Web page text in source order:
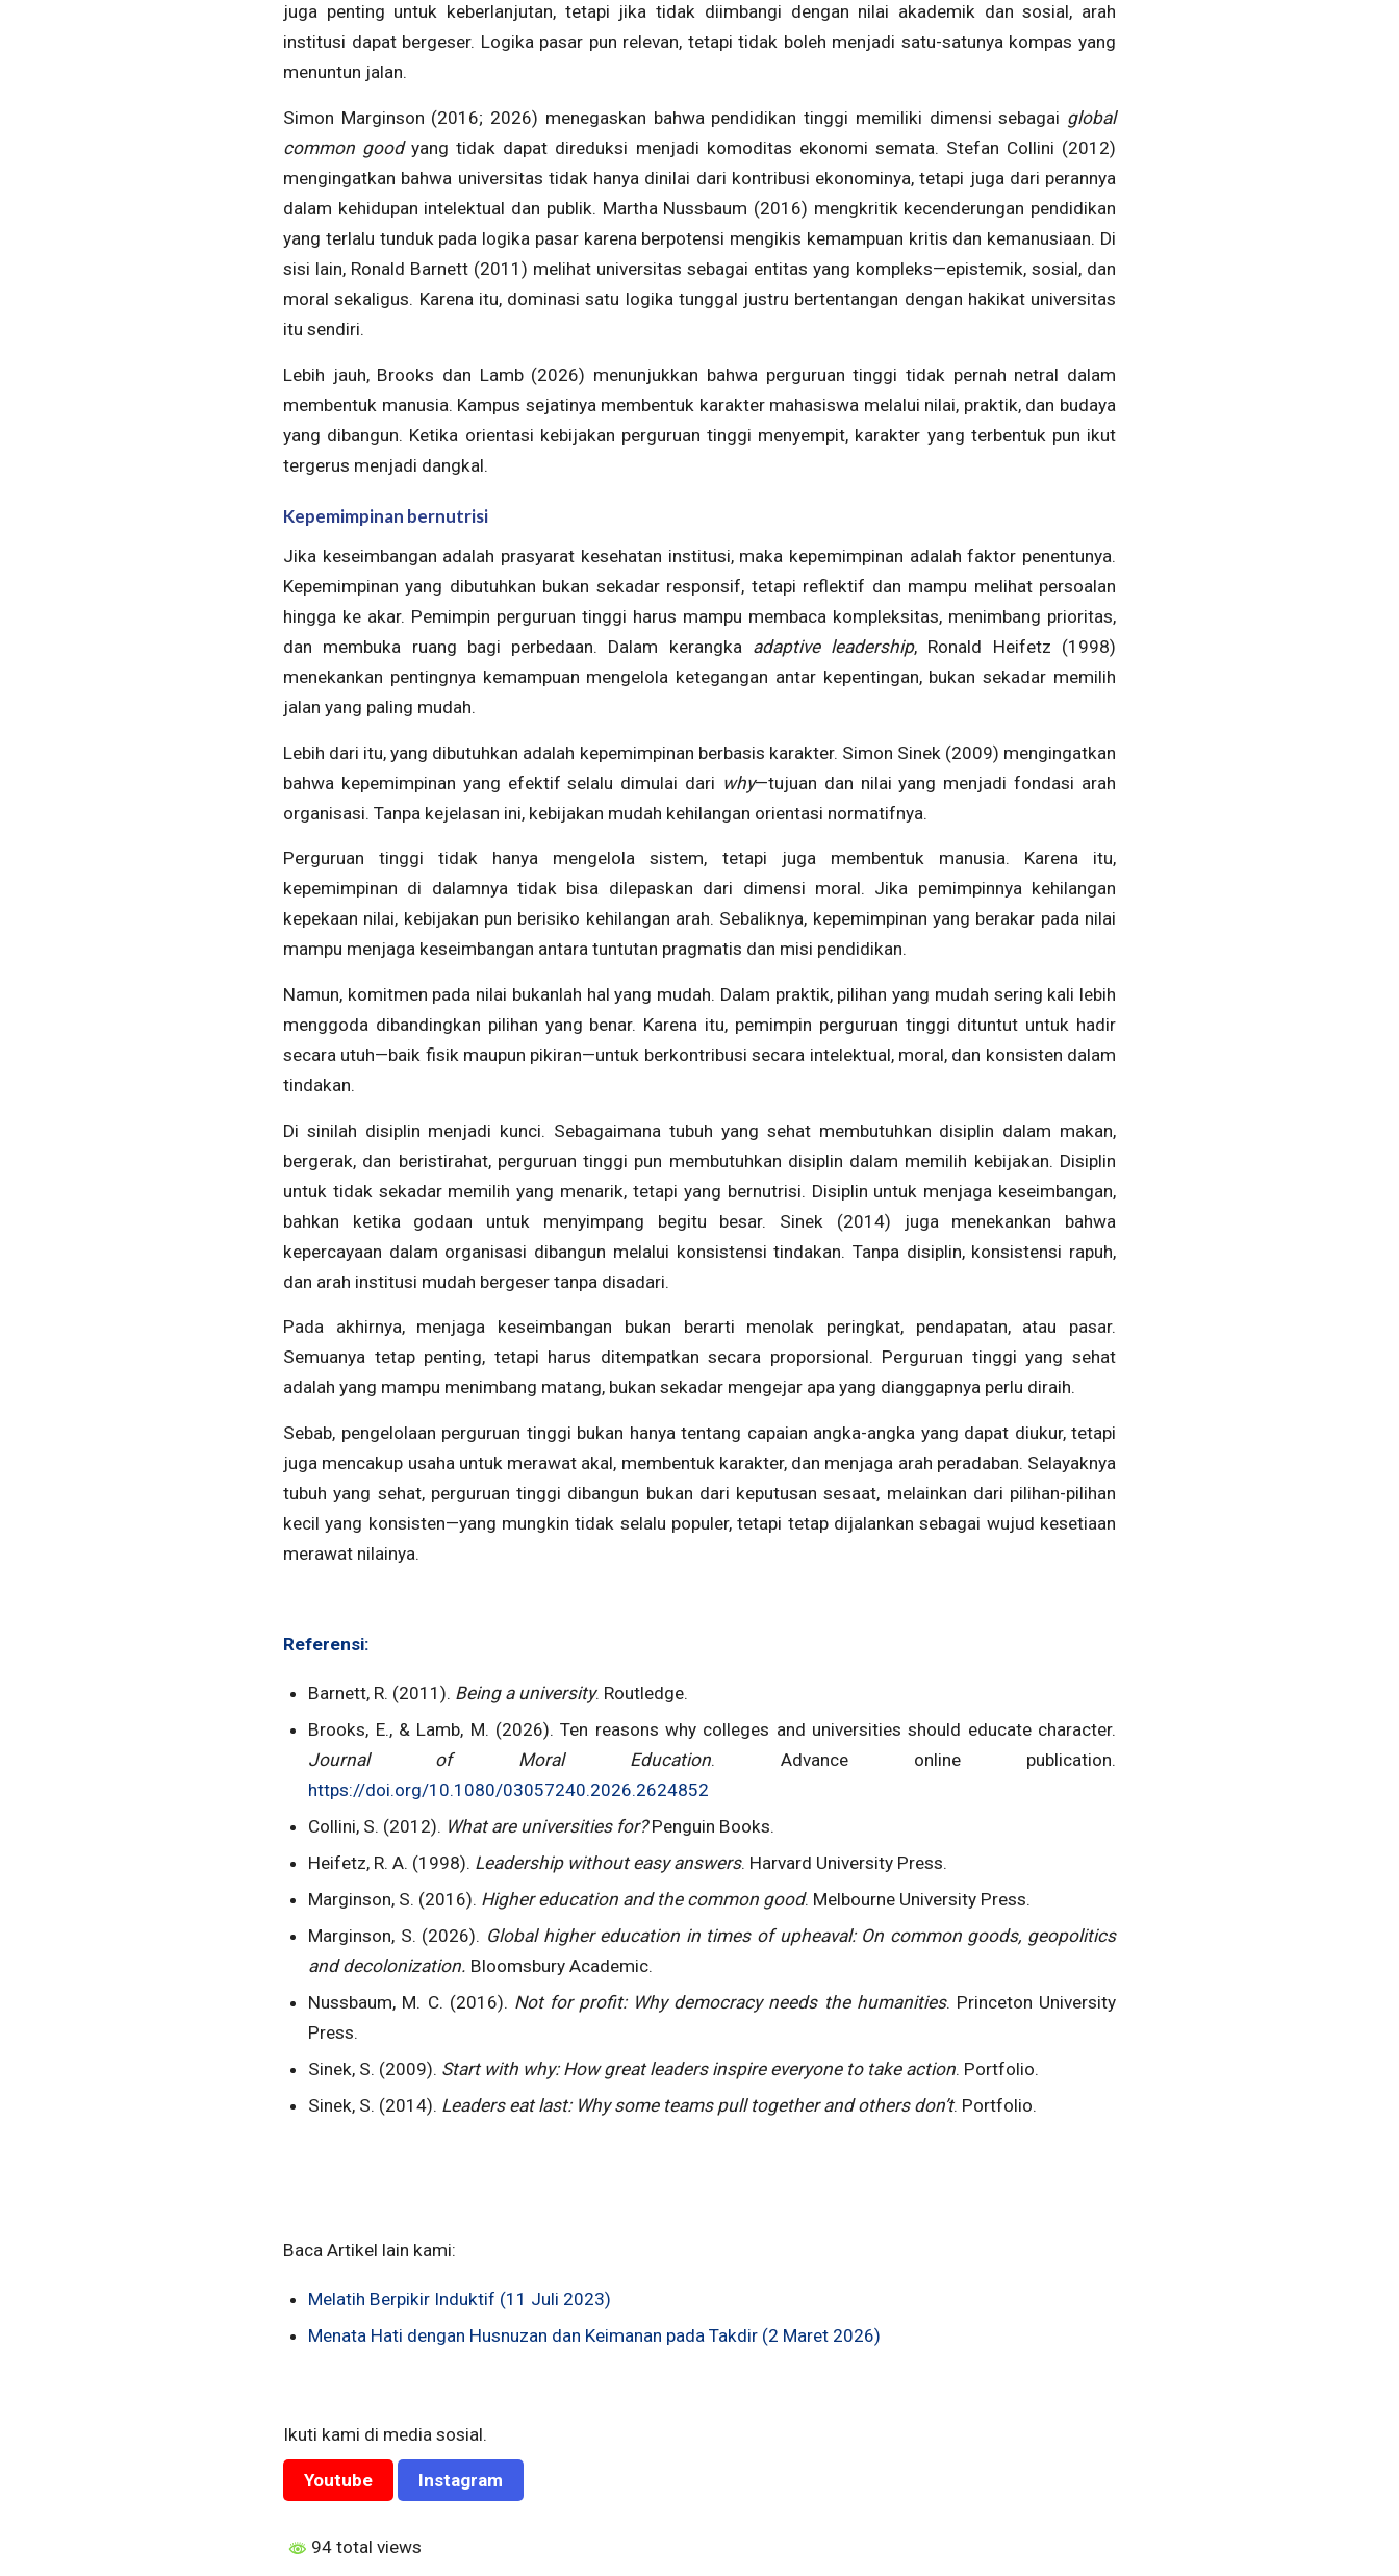
juga penting untuk keberlanjutan, tetapi jika tidak diimbangi dengan nilai akademik dan sosial, arah
institusi dapat bergeser. Logika pasar pun relevan, tetapi tidak boleh menjadi satu-satunya kompas yang
menuntun jalan.
Simon Marginson (2016; 2026) menegaskan bahwa pendidikan tinggi memiliki dimensi sebagai global
common goodyang tidak dapat direduksi menjadi komoditas ekonomi semata. Stefan Collini (2012)
mengingatkan bahwa universitas tidak hanya dinilai dari kontribusi ekonominya, tetapi juga dari perannya
dalam kehidupan intelektual dan publik. Martha Nussbaum (2016) mengkritik kecenderungan pendidikan
yang terlalu tunduk pada logika pasar karena berpotensi mengikis kemampuan kritis dan kemanusiaan. Di
sisi lain, Ronald Barnett (2011) melihat universitas sebagai entitas yang kompleks—epistemik, sosial, dan
moral sekaligus. Karena itu, dominasi satu logika tunggal justru bertentangan dengan hakikat universitas
itu sendiri.
Lebih jauh, Brooks dan Lamb (2026) menunjukkan bahwa perguruan tinggi tidak pernah netral dalam
membentuk manusia. Kampus sejatinya membentuk karakter mahasiswa melalui nilai, praktik, dan budaya
yang dibangun. Ketika orientasi kebijakan perguruan tinggi menyempit, karakter yang terbentuk pun ikut
tergerus menjadi dangkal.
Kepemimpinan bernutrisi
Jika keseimbangan adalah prasyarat kesehatan institusi, maka kepemimpinan adalah faktor penentunya.
Kepemimpinan yang dibutuhkan bukan sekadar responsif, tetapi reflektif dan mampu melihat persoalan
hingga ke akar. Pemimpin perguruan tinggi harus mampu membaca kompleksitas, menimbang prioritas,
dan membuka ruang bagi perbedaan. Dalam kerangka adaptive leadership, Ronald Heifetz (1998)
menekankan pentingnya kemampuan mengelola ketegangan antar kepentingan, bukan sekadar memilih
jalan yang paling mudah.
Lebih dari itu, yang dibutuhkan adalah kepemimpinan berbasis karakter. Simon Sinek (2009) mengingatkan
bahwa kepemimpinan yang efektif selalu dimulai dari why—tujuan dan nilai yang menjadi fondasi arah
organisasi. Tanpa kejelasan ini, kebijakan mudah kehilangan orientasi normatifnya.
Perguruan tinggi tidak hanya mengelola sistem, tetapi juga membentuk manusia. Karena itu,
kepemimpinan di dalamnya tidak bisa dilepaskan dari dimensi moral. Jika pemimpinnya kehilangan
kepekaan nilai, kebijakan pun berisiko kehilangan arah. Sebaliknya, kepemimpinan yang berakar pada nilai
mampu menjaga keseimbangan antara tuntutan pragmatis dan misi pendidikan.
Namun, komitmen pada nilai bukanlah hal yang mudah. Dalam praktik, pilihan yang mudah sering kali lebih
menggoda dibandingkan pilihan yang benar. Karena itu, pemimpin perguruan tinggi dituntut untuk hadir
secara utuh—baik fisik maupun pikiran—untuk berkontribusi secara intelektual, moral, dan konsisten dalam
tindakan.
Di sinilah disiplin menjadi kunci. Sebagaimana tubuh yang sehat membutuhkan disiplin dalam makan,
bergerak, dan beristirahat, perguruan tinggi pun membutuhkan disiplin dalam memilih kebijakan. Disiplin
untuk tidak sekadar memilih yang menarik, tetapi yang bernutrisi. Disiplin untuk menjaga keseimbangan,
bahkan ketika godaan untuk menyimpang begitu besar. Sinek (2014) juga menekankan bahwa
kepercayaan dalam organisasi dibangun melalui konsistensi tindakan. Tanpa disiplin, konsistensi rapuh,
dan arah institusi mudah bergeser tanpa disadari.
Pada akhirnya, menjaga keseimbangan bukan berarti menolak peringkat, pendapatan, atau pasar.
Semuanya tetap penting, tetapi harus ditempatkan secara proporsional. Perguruan tinggi yang sehat
adalah yang mampu menimbang matang, bukan sekadar mengejar apa yang dianggapnya perlu diraih.
Sebab, pengelolaan perguruan tinggi bukan hanya tentang capaian angka-angka yang dapat diukur, tetapi
juga mencakup usaha untuk merawat akal, membentuk karakter, dan menjaga arah peradaban. Selayaknya
tubuh yang sehat, perguruan tinggi dibangun bukan dari keputusan sesaat, melainkan dari pilihan-pilihan
kecil yang konsisten—yang mungkin tidak selalu populer, tetapi tetap dijalankan sebagai wujud kesetiaan
merawat nilainya.
Referensi:
Barnett, R. (2011). Being a university. Routledge.
Brooks, E., & Lamb, M. (2026). Ten reasons why colleges and universities should educate character.
Journal of Moral Education. Advance online publication.
https://doi.org/10.1080/03057240.2026.2624852
Collini, S. (2012). What are universities for?Penguin Books.
Heifetz, R. A. (1998). Leadership without easy answers. Harvard University Press.
Marginson, S. (2016). Higher education and the common good. Melbourne University Press.
Marginson, S. (2026). Global higher education in times of upheaval: On common goods, geopolitics
and decolonization. Bloomsbury Academic.
Nussbaum, M. C. (2016). Not for profit: Why democracy needs the humanities. Princeton University
Press.
Sinek, S. (2009). Start with why: How great leaders inspire everyone to take action. Portfolio.
Sinek, S. (2014). Leaders eat last: Why some teams pull together and others don’t. Portfolio.
Baca Artikel lain kami:
Melatih Berpikir Induktif (11 Juli 2023)
Menata Hati dengan Husnuzan dan Keimanan pada Takdir (2 Maret 2026)
Ikuti kami di media sosial.
Youtube Instagram
94 total views